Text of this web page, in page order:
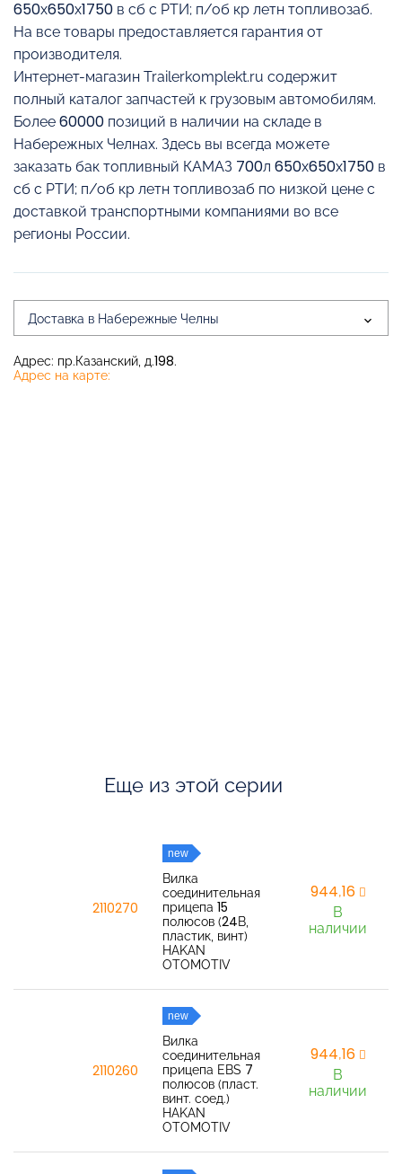
650х650х1750 в сб с РТИ; п/об кр летн топливозаб.
На все товары предоставляется гарантия от
производителя.
Интернет-магазин Trailerkomplekt.ru содержит
полный каталог запчастей к грузовым автомобилям.
Более 60000 позиций в наличии на складе в
Набережных Челнах. Здесь вы всегда можете
заказать бак топливный КАМАЗ 700л 650х650х1750 в
сб с РТИ; п/об кр летн топливозаб по низкой цене с
доставкой транспортными компаниями во все
регионы России.
Доставка в Набережные Челны
Адрес: пр.Казанский, д.198.
Адрес на карте:
Еще из этой серии
2110270
new
Вилка
соединительная
прицепа 15
полюсов (24В,
пластик, винт)
HAKAN
OTOMOTIV
944,16
В
наличии
2110260
new
Вилка
соединительная
прицепа EBS 7
полюсов (пласт.
винт. соед.)
HAKAN
OTOMOTIV
944,16
В
наличии